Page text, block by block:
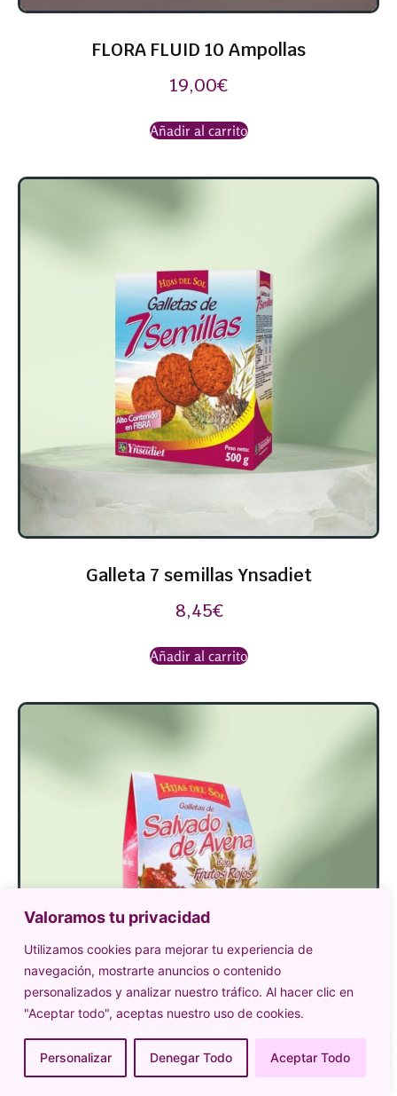
Valoramos tu privacidad
Utilizamos cookies para mejorar tu experiencia de
navegación, mostrarte anuncios o contenido
personalizados y analizar nuestro tráfico. Al hacer clic en
"Aceptar todo", aceptas nuestro uso de cookies.
Personalizar Denegar Todo Aceptar Todo
FLORA FLUID 10 Ampollas
19,00€
Añadir al carrito
Galleta 7 semillas Ynsadiet
8,45€
Añadir al carrito